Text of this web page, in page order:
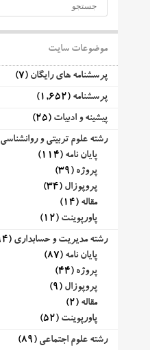
موضوعات سایت
پرسشنامه های رایگان (7)
پرسشنامه (1,652)
پیشینه و ادبیات (25)
رشته علوم تربیتی و روانشناسی
پایان نامه (114)
پروژه (39)
پروپوزال (34)
مقاله (14)
پاورپوینت (12)
رشته مدیریت و حسابداری (194)
پایان نامه (87)
پروژه (44)
پروپوزال (9)
مقاله (2)
پاورپوینت (52)
رشته علوم اجتماعی (89)